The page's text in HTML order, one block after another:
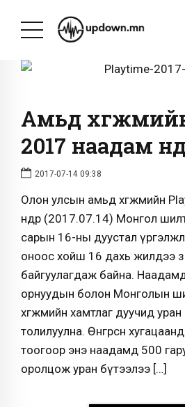
Амьд
2017 наадам
2017-07-14 09:38
Олон улсын амьд хөгжмийн
өнөөдөр (2017.07.14) Монгол
сарын 16-ны дуустал
оноос хойш 16 дахь жилдээ
байгуулагдаж байна.
орнуудын болон Монголын
хөгжмийн хамтлаг дуучид
толилуулна. Өнгөрсөн
тоогоор энэ наадамд 500
оролцож уран бүтээлээ […]